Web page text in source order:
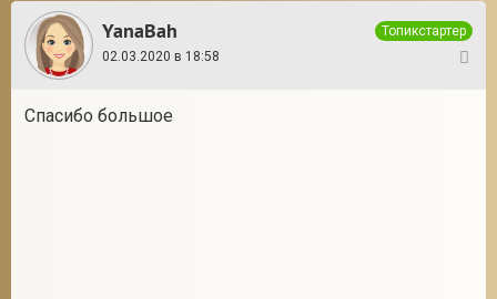
YanaBah
Топикстартер
02.03.2020 в 18:58
Спасибо большое